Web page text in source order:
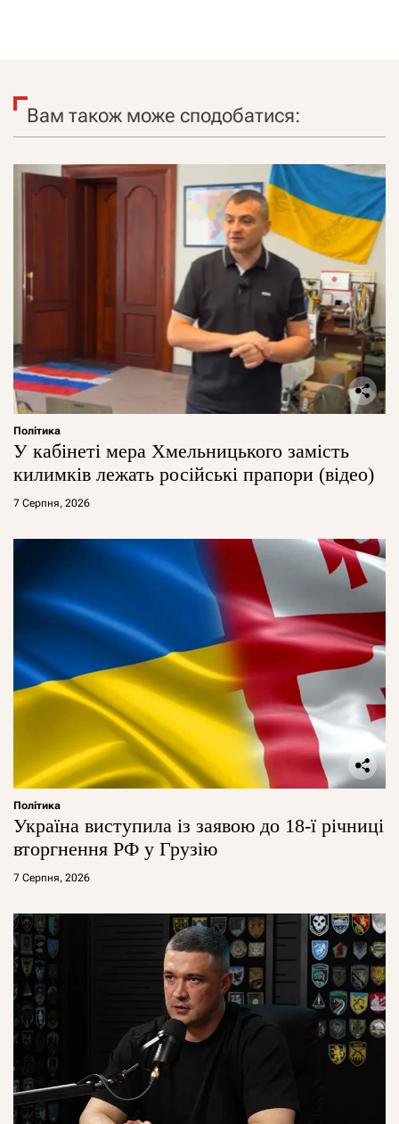
Вам також може сподобатися:
Політика
У кабінеті мера Хмельницького замість
килимків лежать російські прапори (відео)
7 Серпня, 2026
Політика
Україна виступила із заявою до 18-ї річниці
вторгнення РФ у Грузію
7 Серпня, 2026